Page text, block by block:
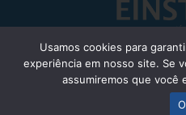
Responsável Técnico: Dr.
© Einstein Hospital Israelita
Usamos cookies para
experiência em nosso site. Se
assumiremos que você